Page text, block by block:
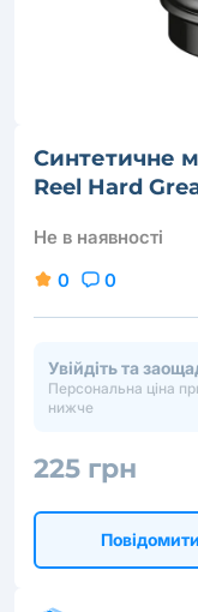
Синтетичне
Reel Hard
Не в наявності
0 0
Увійдіть та
Персональна ціна
нижче
225 грн